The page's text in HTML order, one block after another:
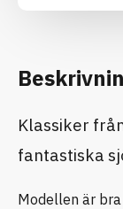
Klassiker
fantastiska
Modellen är